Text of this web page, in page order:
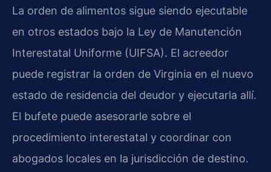
La orden de alimentos sigue siendo ejecutable
en otros estados bajo la Ley de Manutención
Interestatal Uniforme (UIFSA). El acreedor
puede registrar la orden de Virginia en el nuevo
estado de residencia del deudor y ejecutarla allí.
El bufete puede asesorarle sobre el
procedimiento interestatal y coordinar con
abogados locales en la jurisdicción de destino.